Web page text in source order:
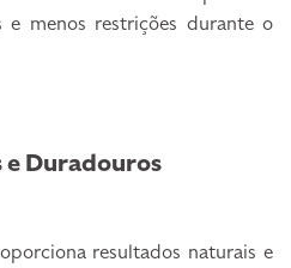
e menos restrições durante o
Duradouros
resultados naturais e